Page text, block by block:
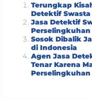
Terungkap
Detektif Swasta
Jasa Detektif
Perselingkuhan
Sosok Dibalik
di Indonesia
Agen Jasa
Tenar Karena
Perselingkuhan